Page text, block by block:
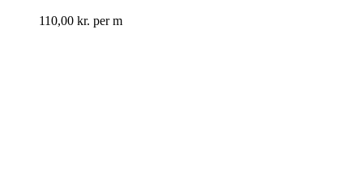
110,00 kr. per m